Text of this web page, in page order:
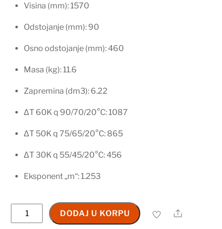
Visina (mm): 1570
Odstojanje (mm): 90
Osno odstojanje (mm): 460
Masa (kg): 11.6
Zapremina (dm3): 6.22
ΔT 60K q 90/70/20°C: 1087
ΔT 50K q 75/65/20°C: 865
ΔT 30K q 55/45/20°C: 456
Eksponent „m“: 1.253
ENERGO
SYSTEM
DODAJ U KORPU Share